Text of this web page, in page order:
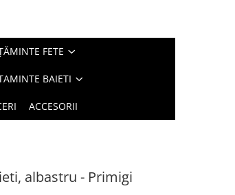
FETE
BAIETI
ACCESORII
albastru - Primigi